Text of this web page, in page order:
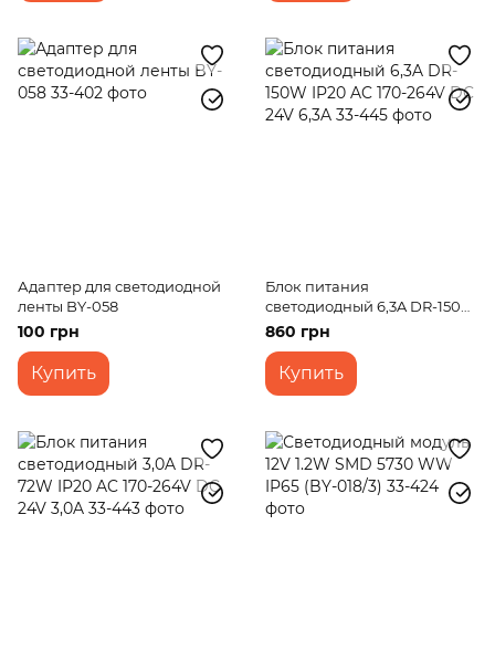
Адаптер для светодиодной
ленты BY-058
100 грн
Купить
Блок питания
светодиодный 6,3A DR-150W
IP20 AC 170-264V DC 24V 6,3A
860 грн
Купить